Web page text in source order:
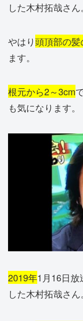
した木村拓哉さん。
やはり頭頂部の
ます。
根元から2～3cm
も気になります。
2019年1月16日放
した木村拓哉さん。